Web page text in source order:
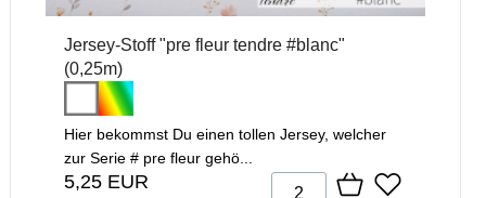
Jersey-Stoff "pre fleur tendre #blanc"
(0,25m)
Hier bekommst Du einen tollen Jersey, welcher
zur Serie # pre fleur gehö...
5,25 EUR